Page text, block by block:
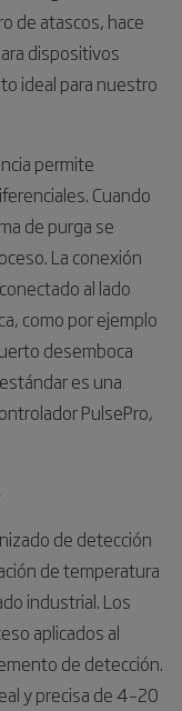
de atascos, hace
dispositivos
ideal para nuestro
permite
Cuando
de purga se
La conexión
al lado
como por ejemplo
desemboca
es una
PulsePro,
de detección
de temperatura
industrial. Los
aplicados al
de detección.
y precisa de 4–20